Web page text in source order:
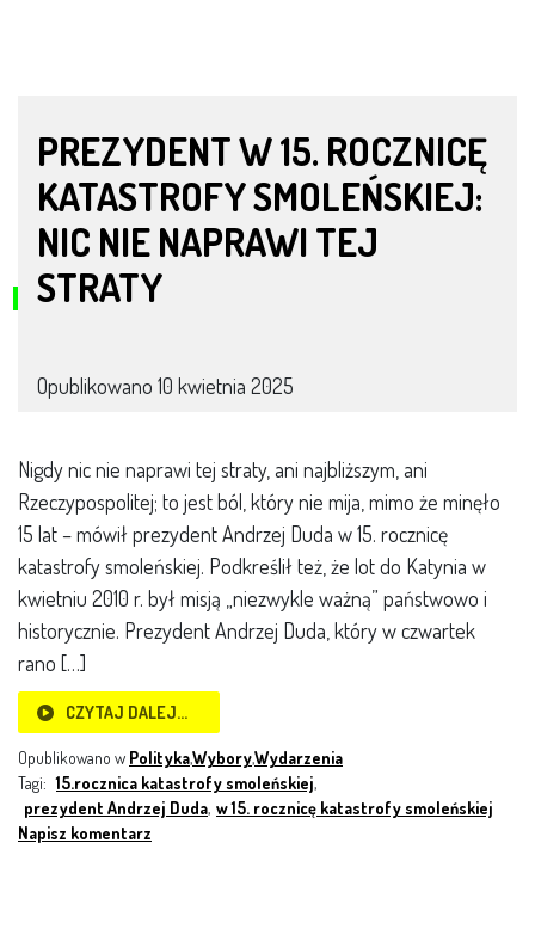
PREZYDENT W 15. ROCZNICĘ
KATASTROFY SMOLEŃSKIEJ:
NIC NIE NAPRAWI TEJ
STRATY
Opublikowano 10 kwietnia 2025
Nigdy nic nie naprawi tej straty, ani najbliższym, ani
Rzeczypospolitej; to jest ból, który nie mija, mimo że minęło
15 lat – mówił prezydent Andrzej Duda w 15. rocznicę
katastrofy smoleńskiej. Podkreślił też, że lot do Katynia w
kwietniu 2010 r. był misją „niezwykle ważną” państwowo i
historycznie. Prezydent Andrzej Duda, który w czwartek
rano […]
CZYTAJ DALEJ…
Opublikowano w Polityka,Wybory,Wydarzenia
Tagi: 15.rocznica katastrofy smoleńskiej,
prezydent Andrzej Duda, w 15. rocznicę katastrofy smoleńskiej
Napisz komentarz